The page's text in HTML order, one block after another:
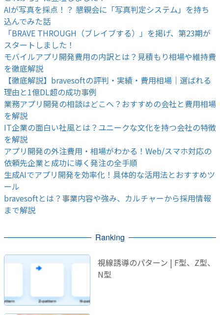
AIが写真を採点！？ 懇親会に「写真判定システム」を持ち
込んでみた話
「BRAVE THROUGH（ブレイブする）」を掲げ、第23期が
スタートしました！
モバイルアプリ開発費用の内訳とは？見積もり相場や維持費
を徹底解説
【徹底解説】bravesoftの評判・実績・費用相場｜選ばれる
理由と1億DL超の成功事例
業務アプリ開発の相談はどこへ？おすすめの会社と費用相場
を解説
IT企業の面白い社風とは？ユニークな文化を持つ会社の特徴
を解説
アプリ開発の外注費用・相場がわかる！Web/スマホ対応の
依頼先企業と成功に導く発注の全手順
生成AIでアプリ開発を効率化！具体的な活用法とおすすめツ
ール
bravesoftとは？事業内容や強み、カルチャーから採用情報
まで解説
Ranking
視線誘導のパターン | F型、Z型、
N型